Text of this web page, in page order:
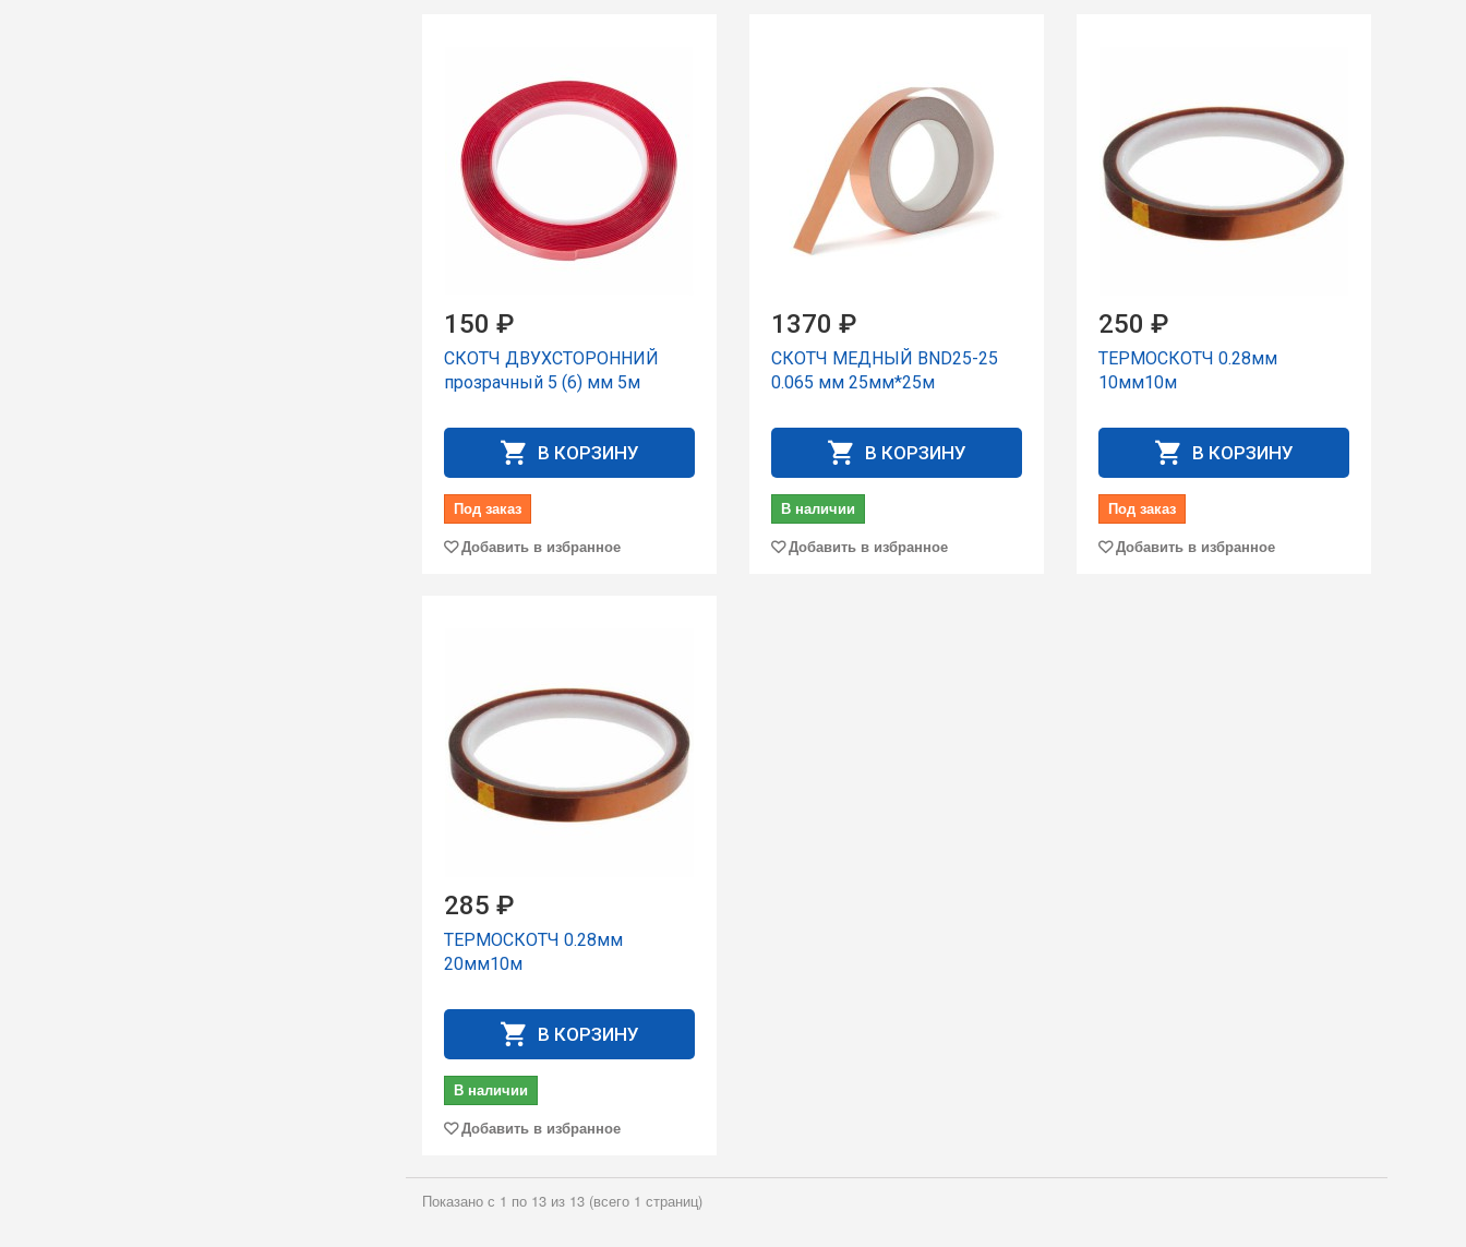
150 ₽
СКОТЧ ДВУХСТОРОННИЙ
прозрачный 5 (6) мм 5м
В КОРЗИНУ
Под заказ
Добавить в избранное
1370 ₽
СКОТЧ МЕДНЫЙ BND25-25
0.065 мм 25мм*25м
В КОРЗИНУ
В наличии
Добавить в избранное
250 ₽
ТЕРМОСКОТЧ 0.28мм
10мм10м
В КОРЗИНУ
Под заказ
Добавить в избранное
285 ₽
ТЕРМОСКОТЧ 0.28мм
20мм10м
В КОРЗИНУ
В наличии
Добавить в избранное
Показано с 1 по 13 из 13 (всего 1 страниц)